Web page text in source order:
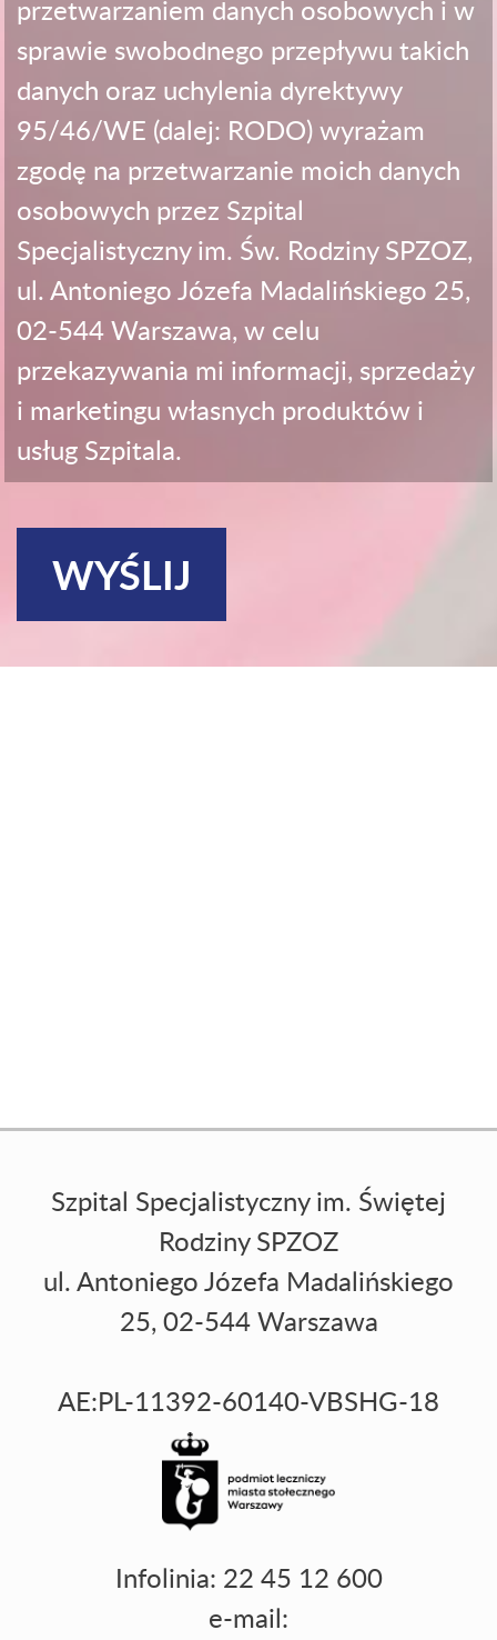
przetwarzaniem danych osobowych i w
sprawie swobodnego przepływu takich
danych oraz uchylenia dyrektywy
95/46/WE (dalej: RODO) wyrażam
zgodę na przetwarzanie moich danych
osobowych przez Szpital
Specjalistyczny im. Św. Rodziny SPZOZ,
ul. Antoniego Józefa Madalińskiego 25,
02-544 Warszawa, w celu
przekazywania mi informacji, sprzedaży
i marketingu własnych produktów i
usług Szpitala.
Szpital Specjalistyczny im. Świętej
Rodziny SPZOZ
ul. Antoniego Józefa Madalińskiego
25, 02-544 Warszawa
AE:PL-11392-60140-VBSHG-18
Infolinia: 22 45 12 600
e-mail: